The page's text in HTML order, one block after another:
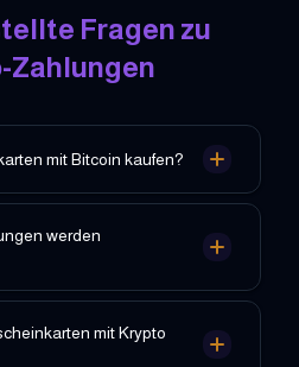
Fragen zu
Zahlungen
mit Bitcoin kaufen?
werden
mit Krypto